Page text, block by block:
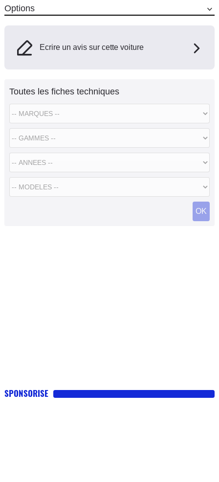
Options
Ecrire un avis sur cette voiture
Toutes les fiches techniques
SPONSORISE